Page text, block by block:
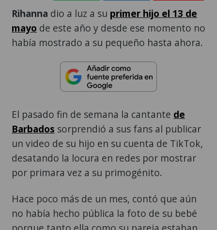
Rihanna dio a luz a su primer hijo el 13 de
mayo de este año y desde ese momento no
había mostrado a su pequeño hasta ahora.
El pasado fin de semana la cantante de
Barbados sorprendió a sus fans al publicar
un video de su hijo en su cuenta de TikTok,
desatando la locura en redes por mostrar
por primara vez a su primogénito.
Hace poco más de un mes, contó que aún
no había hecho pública la foto de su bebé